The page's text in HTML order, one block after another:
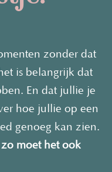
zonder dat
is belangrijk dat
En dat jullie je
hoe jullie op een
genoeg kan zien.
moet het ook